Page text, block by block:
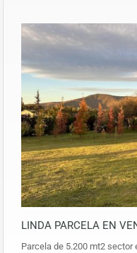
LINDA PARCELA EN
Parcela de 5.200 mt2 sector